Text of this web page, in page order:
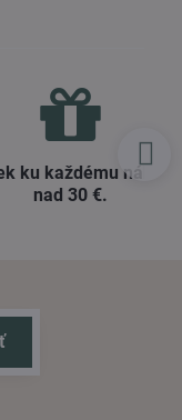
ku každému nákupu
nad 30 €​.